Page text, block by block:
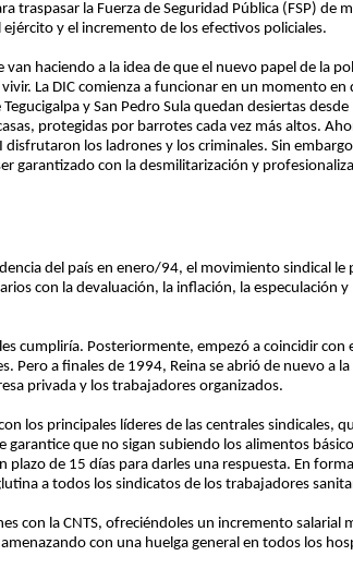
traspasar la Fuerza de Seguridad Pública (FSP) de
y el incremento de los efectivos policiales.
van haciendo a la idea de que el nuevo papel de la
La DIC comienza a funcionar en un momento
y San Pedro Sula quedan desiertas
protegidas por barrotes cada vez más altos.
disfrutaron los ladrones y los criminales. Sin
garantizado con la desmilitarización y
del país en enero/94, el movimiento sindical
con la devaluación, la inflación, la especulación
cumpliría. Posteriormente, empezó a coincidir
Pero a finales de 1994, Reina se abrió de nuevo a
privada y los trabajadores organizados.
los principales líderes de las centrales
garantice que no sigan subiendo los alimentos
plazo de 15 días para darles una respuesta. En
a todos los sindicatos de los trabajadores
con la CNTS, ofreciéndoles un incremento salarial
con una huelga general en todos los